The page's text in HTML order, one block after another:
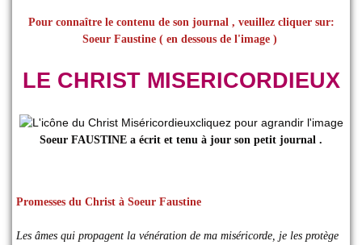
Pour connaître le contenu de son journal , veuillez cliquer sur:
Soeur Faustine ( en dessous de l'image )
LE CHRIST MISERICORDIEUX
Soeur FAUSTINE a écrit et tenu à jour son petit journal .
Promesses du Christ à Soeur Faustine
Les âmes qui propagent la vénération de ma miséricorde, je les protège